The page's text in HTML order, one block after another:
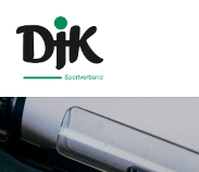
Verband